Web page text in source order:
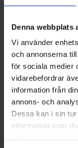
Denna webbplats
Vi använder
och annonserna
för sociala medier
vidarebefordrar
information från
annons- och
Dessa kan i sin
information som
SAMARBETEN
SOCIALT ANSVAR
VELLINGE